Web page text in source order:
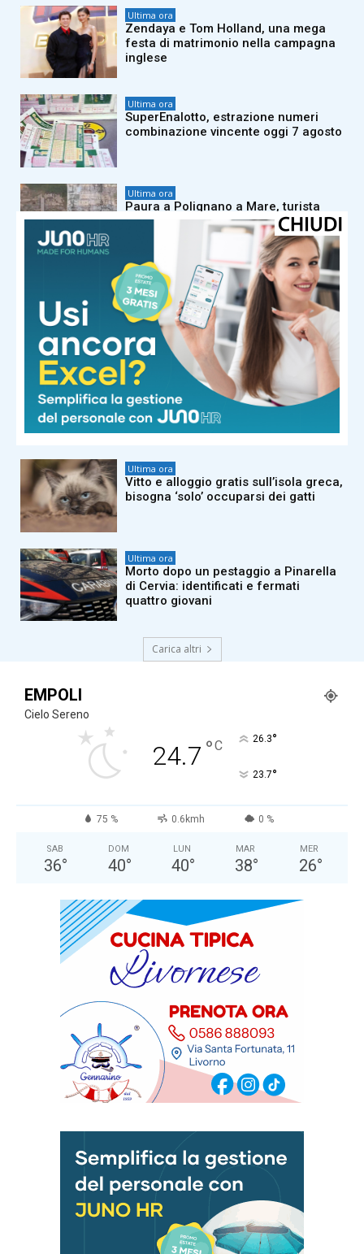
Ultima ora
Zendaya e Tom Holland, una mega
festa di matrimonio nella campagna
inglese
Ultima ora
SuperEnalotto, estrazione numeri
combinazione vincente oggi 7 agosto
Ultima ora
Paura a Polignano a Mare, turista
resta bloccata sulla scogliera di
Lama Monachile: voleva fare una
Ultima ora
Invasione record di locuste, milioni di
insetti oscurano il cielo. E il web
grida alla ‘piaga biblica’
Ultima ora
Orlandi-Gregori, in Commissione una
conoscente di Mirella: il mistero del
numero telefonico e spunta un
‘Alessandro’
Ultima ora
Vitto e alloggio gratis sull’isola greca,
bisogna ‘solo’ occuparsi dei gatti
Ultima ora
Morto dopo un pestaggio a Pinarella
di Cervia: identificati e fermati
quattro giovani
Carica altri
EMPOLI
Cielo Sereno
24.7 °C 26.3°
23.7°
75 % 0.6kmh 0 %
SAB
36°
DOM
40°
LUN
40°
MAR
38°
MER
26°